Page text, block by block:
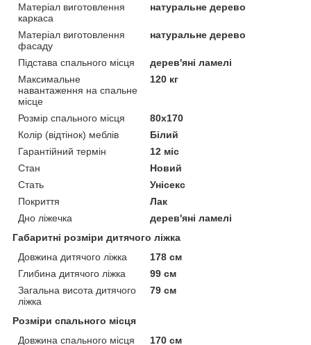
Матеріал виготовлення
каркаса
натуральне дерево
Матеріал виготовлення
фасаду
натуральне дерево
Підстава спального місця
дерев'яні ламелі
Максимальне
навантаження на спальне
місце
120 кг
Розмір спального місця
80х170
Колір (відтінок) меблів
Білий
Гарантійний термін
12 міс
Стан
Новий
Стать
Унісекс
Покриття
Лак
Дно ліжечка
дерев'яні ламелі
Габаритні розміри дитячого ліжка
Довжина дитячого ліжка
178 см
Глибина дитячого ліжка
99 см
Загальна висота дитячого
ліжка
79 см
Розміри спального місця
Довжина спального місця
170 см